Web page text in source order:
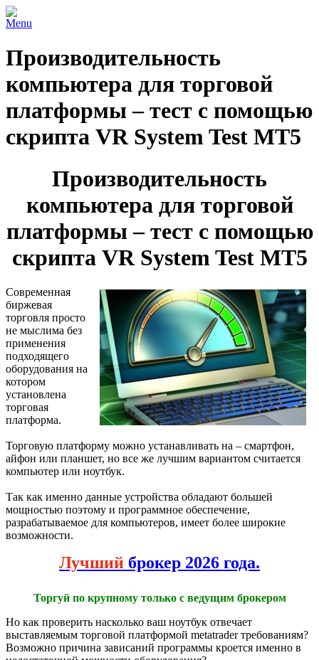
Menu
Производительность
компьютера для торговой
платформы – тест с помощью
скрипта VR System Test MT5
Производительность
компьютера для торговой
платформы – тест с помощью
скрипта VR System Test MT5
Современная
биржевая
торговля просто
не мыслима без
применения
подходящего
оборудования на
котором
установлена
торговая
платформа.
Торговую платформу можно устанавливать на – смартфон,
айфон или планшет, но все же лучшим вариантом считается
компьютер или ноутбук.
Так как именно данные устройства обладают большей
мощностью поэтому и программное обеспечение,
разрабатываемое для компьютеров, имеет более широкие
возможности.
Лучший брокер 2026 года.
Торгуй по крупному только с ведущим брокером
Но как проверить насколько ваш ноутбук отвечает
выставляемым торговой платформой metatrader требованиям?
Возможно причина зависаний программы кроется именно в